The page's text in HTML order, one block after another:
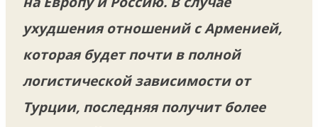
ухудшения отношений с Арменией,
которая будет почти в полной
логистической зависимости от
Турции, последняя получит более